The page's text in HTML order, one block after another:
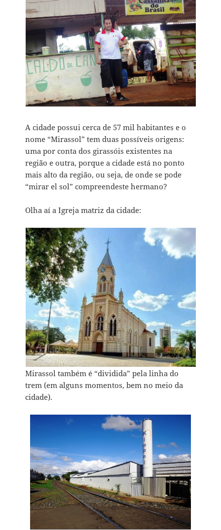
A cidade possui cerca de 57 mil habitantes e o
nome “Mirassol” tem duas possíveis origens:
uma por conta dos girassóis existentes na
região e outra, porque a cidade está no ponto
mais alto da região, ou seja, de onde se pode
“mirar el sol” compreendeste hermano?
Olha aí a Igreja matriz da cidade:
Mirassol também é “dividida” pela linha do
trem (em alguns momentos, bem no meio da
cidade).